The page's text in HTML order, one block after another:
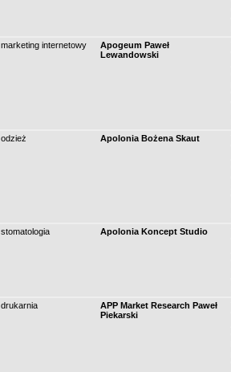
marketing internetowy
Apogeum Paweł
Lewandowski
odzież
Apolonia Bożena Skaut
stomatologia
Apolonia Koncept Studio
drukarnia
APP Market Research Paweł
Piekarski